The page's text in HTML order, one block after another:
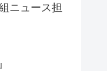
ニュース担